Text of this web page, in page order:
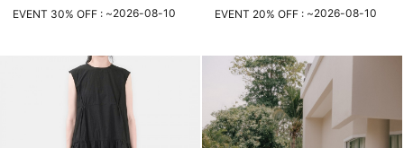
EVENT 30% OFF : ~2026-08-10
EVENT 20% OFF : ~2026-08-10